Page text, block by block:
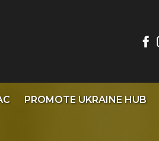
PROMOTE UKRAINE HUB